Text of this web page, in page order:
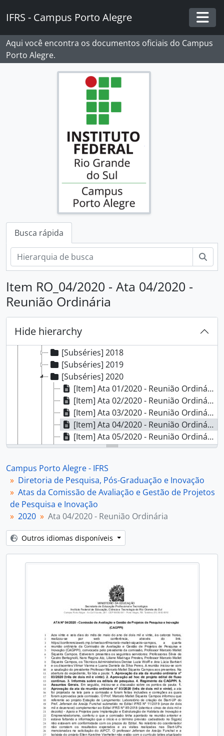
IFRS - Campus Porto Alegre
Aqui você encontra os documentos oficiais do Campus
Porto Alegre.
Busca rápida
Item RO_04/2020 - Ata 04/2020 -
Reunião Ordinária
Hide hierarchy
[Fundos] Campus Porto Alegre - IFRS
[Subfundos] Comissão Interna de Saúde, Segurança e Prevenção de Acidentes
[Subfundos] Comissão Local do Programa de Acompanhamento de Egressos
[Subfundos] Comissão Própria de Avaliação Local
[Subfundos] Conselho do Campus Porto Alegre
[Subfundos] Direção Geral
[Subfundos] Diretoria de Extensão
[Subfundos] Diretoria de Gestão de Pessoas
[Subfundos] Diretoria de Pesquisa, Pós-Graduação e Inovação
[Séries] Atas da Comissão de Avaliação e Gestão de Projetos de Pesquisa e Inovação
[Subséries] 2016
[Subséries] 2017
[Subséries] 2018
[Subséries] 2019
[Subséries] 2020
[Item] Ata 01/2020 - Reunião Ordinária
[Item] Ata 02/2020 - Reunião Ordinária
[Item] Ata 03/2020 - Reunião Ordinária
[Item] Ata 04/2020 - Reunião Ordinária
[Item] Ata 05/2020 - Reunião Ordinária
[Item] Ata 06/2020 - Reunião Ordinária
[Item] Ata 08/2020 - Reunião Ordinária
[Item] Ata 09/2020 - Reunião Ordinária
[Item] Ata 10/2020 - Reunião Ordinária
[Item] Ata 01/2020 - Reunião Extraordinária
[Item] Ata 02/2020 - Reunião Extraordinária
[Subséries] 2021
[Subséries] 2022
[Subséries] 2023
[Subséries] 2026
[Subfundos] Núcleo de Memória
Campus Porto Alegre - IFRS
Diretoria de Pesquisa, Pós-Graduação e Inovação
Atas da Comissão de Avaliação e Gestão de Projetos
de Pesquisa e Inovação
2020
Ata 04/2020 - Reunião Ordinária
Outros idiomas disponíveis